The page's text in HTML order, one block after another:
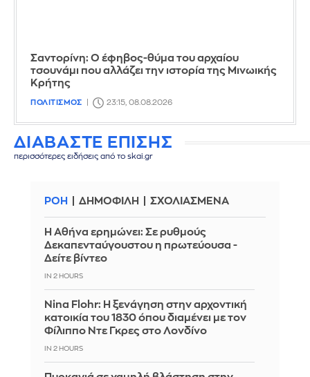
Σαντορίνη: Ο έφηβος-θύμα του αρχαίου
τσουνάμι που αλλάζει την ιστορία της Μινωικής
Κρήτης
ΠΟΛΙΤΙΣΜΟΣ 23:15, 08.08.2026
ΔΙΑΒΑΣΤΕ ΕΠΙΣΗΣ
περισσότερες ειδήσεις από το skai.gr
ΡΟΗ ΔΗΜΟΦΙΛΗ ΣΧΟΛΙΑΣΜΕΝΑ
Η Αθήνα ερημώνει: Σε ρυθμούς
Δεκαπενταύγουστου η πρωτεύουσα -
Δείτε βίντεο
IN 2 HOURS
Nina Flohr: Η ξενάγηση στην αρχοντική
κατοικία του 1830 όπου διαμένει με τον
Φίλιππο Ντε Γκρες στο Λονδίνο
IN 2 HOURS